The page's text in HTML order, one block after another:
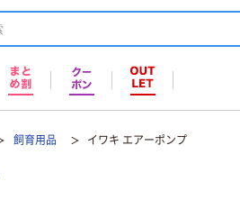
飼育用品 イワキ エアーポンプ